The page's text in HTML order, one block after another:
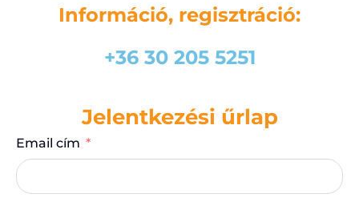
Információ, regisztráció:
+36 30 205 5251
Jelentkezési űrlap
Email cím